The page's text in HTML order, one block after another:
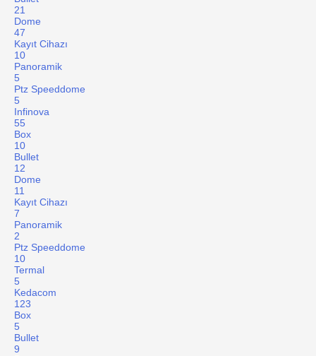
21
Dome
47
Kayıt Cihazı
10
Panoramik
5
Ptz Speeddome
5
Infinova
55
Box
10
Bullet
12
Dome
11
Kayıt Cihazı
7
Panoramik
2
Ptz Speeddome
10
Termal
5
Kedacom
123
Box
5
Bullet
9